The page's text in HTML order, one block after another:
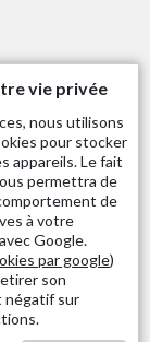
vie privée
nous utilisons
pour stocker
appareils. Le fait
permettra de
de
à votre
Google.
par google)
son
négatif sur